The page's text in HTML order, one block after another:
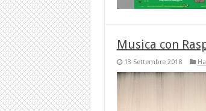
Musica con
13 Settembre 2018